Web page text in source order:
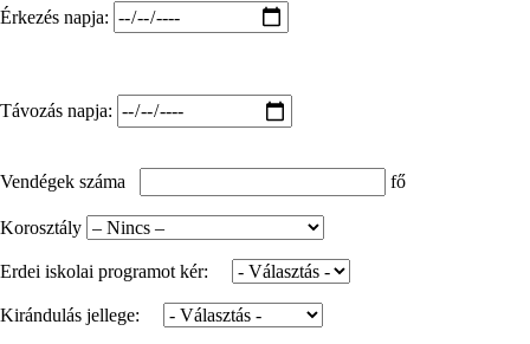
Érkezés napja:
Érkezés
napja::
Távozás napja:
Távozás
napja::
Vendégek száma
fő
Korosztály
Erdei iskolai programot kér:
Kirándulás jellege: